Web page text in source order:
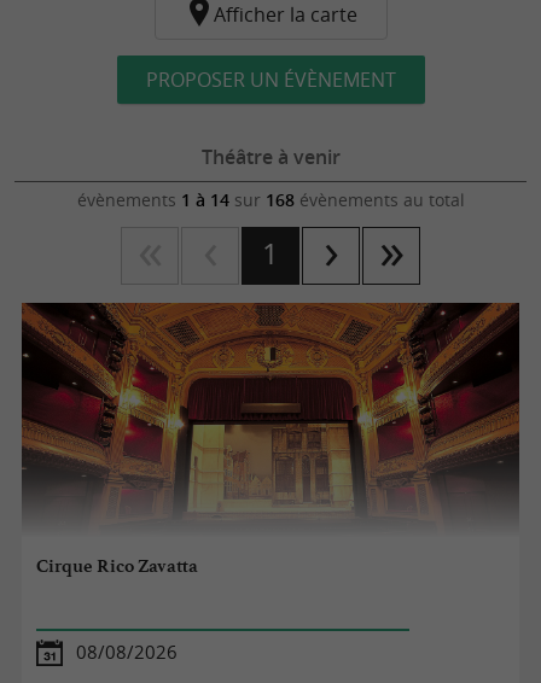
Afficher la carte
PROPOSER UN ÉVÈNEMENT
Théâtre à venir
évènements 1 à 14sur 168évènements au total
1
Cirque Rico Zavatta
08/08/2026